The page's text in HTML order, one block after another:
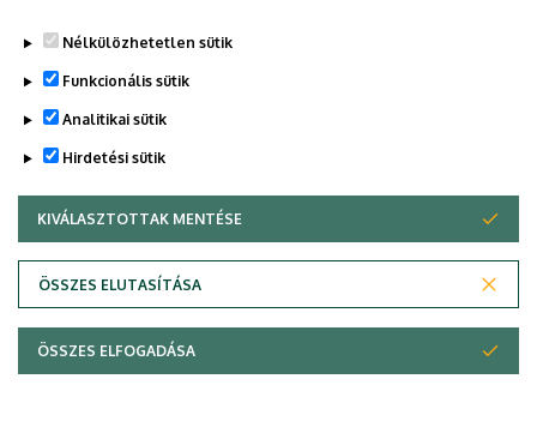
Adatvédelem
Copyright © 2026 Unideb
Nélkülözhetetlen sütik
Funkcionális sütik
Analitikai sütik
Hirdetési sütik
KIVÁLASZTOTTAK MENTÉSE
ÖSSZES ELUTASÍTÁSA
WITHDRAW CONSENT
ÖSSZES ELFOGADÁSA